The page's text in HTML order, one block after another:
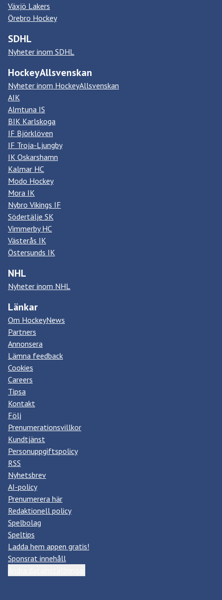
Växjö Lakers
Örebro Hockey
SDHL
Nyheter inom SDHL
HockeyAllsvenskan
Nyheter inom HockeyAllsvenskan
AIK
Almtuna IS
BIK Karlskoga
IF Björklöven
IF Troja-Ljungby
IK Oskarshamn
Kalmar HC
Modo Hockey
Mora IK
Nybro Vikings IF
Södertälje SK
Vimmerby HC
Västerås IK
Östersunds IK
NHL
Nyheter inom NHL
Länkar
Om HockeyNews
Partners
Annonsera
Lämna feedback
Cookies
Careers
Tipsa
Kontakt
Följ
Prenumerationsvillkor
Kundtjänst
Personuppgiftspolicy
RSS
Nyhetsbrev
AI-policy
Prenumerera här
Redaktionell policy
Spelbolag
Speltips
Ladda hem appen gratis!
Sponsrat innehåll